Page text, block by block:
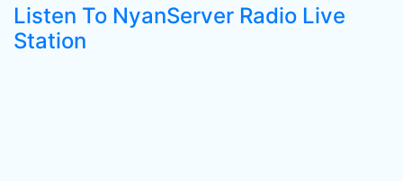
Listen To NyanServer Radio Live
Station